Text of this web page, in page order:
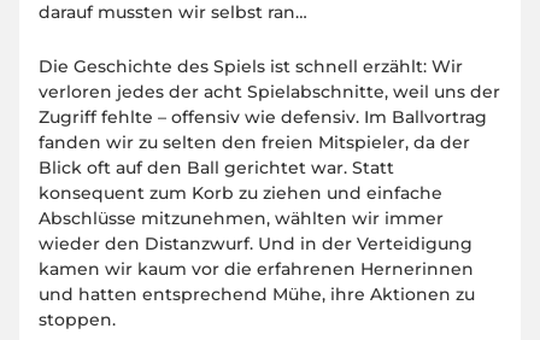
darauf mussten wir selbst ran…
Die Geschichte des Spiels ist schnell erzählt: Wir
verloren jedes der acht Spielabschnitte, weil uns der
Zugriff fehlte – offensiv wie defensiv. Im Ballvortrag
fanden wir zu selten den freien Mitspieler, da der
Blick oft auf den Ball gerichtet war. Statt
konsequent zum Korb zu ziehen und einfache
Abschlüsse mitzunehmen, wählten wir immer
wieder den Distanzwurf. Und in der Verteidigung
kamen wir kaum vor die erfahrenen Hernerinnen
und hatten entsprechend Mühe, ihre Aktionen zu
stoppen.